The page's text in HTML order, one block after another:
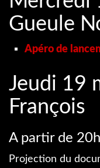
Gueule
Apéro de
Jeudi 19
François
A partir de
Projection du